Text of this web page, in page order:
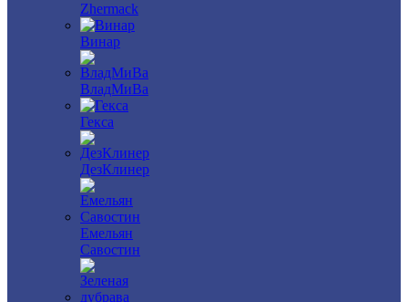
Zhermack
Винар
ВладМиВа
Гекса
ДезКлинер
Емельян
Савостин